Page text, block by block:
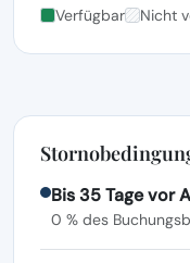
Verfügbar Nicht
Bis 35 Tage vor
0 % des